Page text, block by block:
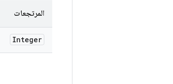
المرتجعات
Integer